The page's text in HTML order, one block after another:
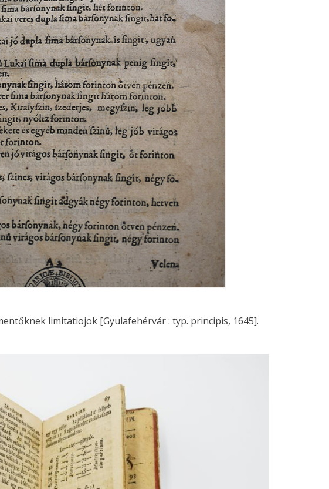
limitatiojok [Gyulafehérvár : typ. principis, 1645].